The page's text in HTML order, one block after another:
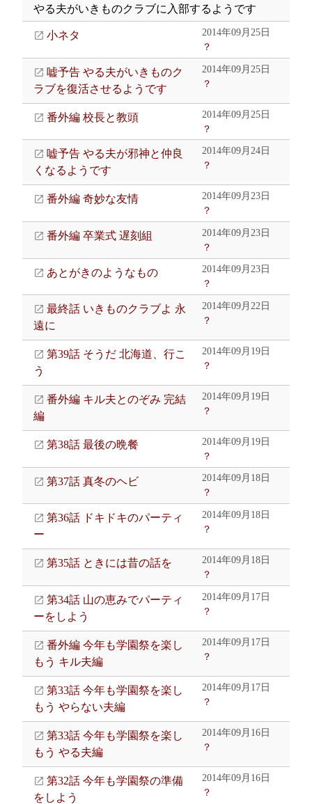
やる夫がいきものクラブに入部するようです
小ネタ
2014年09月25日
？
嘘予告 やる夫がいきものク
ラブを復活させるようです
2014年09月25日
？
番外編 校長と教頭
2014年09月25日
？
嘘予告 やる夫が邪神と仲良
くなるようです
2014年09月24日
？
番外編 奇妙な友情
2014年09月23日
？
番外編 卒業式 遅刻組
2014年09月23日
？
あとがきのようなもの
2014年09月23日
？
最終話 いきものクラブよ 永
遠に
2014年09月22日
？
第39話 そうだ 北海道、行こ
う
2014年09月19日
？
番外編 キル夫とのぞみ 完結
編
2014年09月19日
？
第38話 最後の晩餐
2014年09月19日
？
第37話 真冬のヘビ
2014年09月18日
？
第36話 ドキドキのパーティ
ー
2014年09月18日
？
第35話 ときには昔の話を
2014年09月18日
？
第34話 山の恵みでパーティ
ーをしよう
2014年09月17日
？
番外編 今年も学園祭を楽し
もう キル夫編
2014年09月17日
？
第33話 今年も学園祭を楽し
もう やらない夫編
2014年09月17日
？
第33話 今年も学園祭を楽し
もう やる夫編
2014年09月16日
？
第32話 今年も学園祭の準備
をしよう
2014年09月16日
？